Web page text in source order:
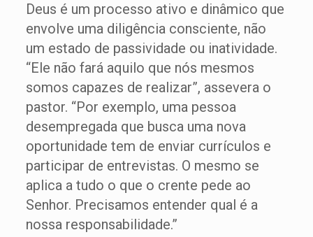
Deus é um processo ativo e dinâmico que
envolve uma diligência consciente, não
um estado de passividade ou inatividade.
“Ele não fará aquilo que nós mesmos
somos capazes de realizar”, assevera o
pastor. “Por exemplo, uma pessoa
desempregada que busca uma nova
oportunidade tem de enviar currículos e
participar de entrevistas. O mesmo se
aplica a tudo o que o crente pede ao
Senhor. Precisamos entender qual é a
nossa responsabilidade.”